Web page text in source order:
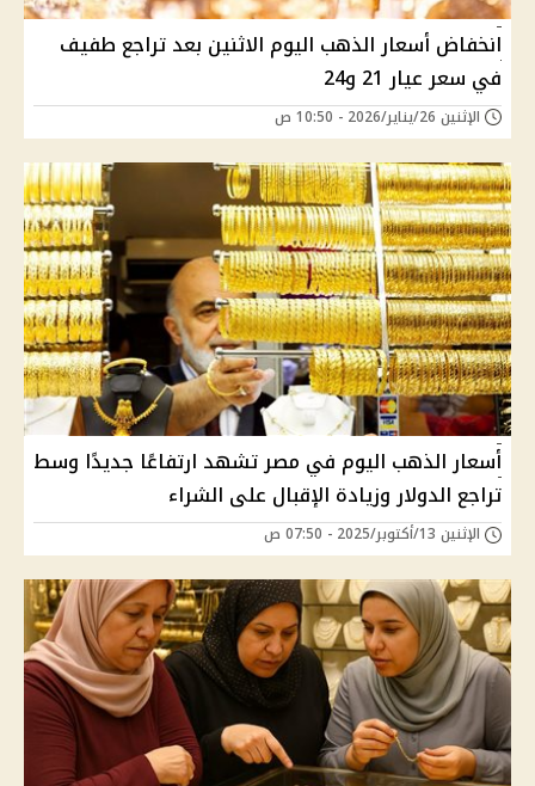
انخفاض أسعار الذهب اليوم الاثنين بعد تراجع طفيف
في سعر عيار 21 و24
الإثنين 26/يناير/2026 - 10:50 ص
أسعار الذهب اليوم في مصر تشهد ارتفاعًا جديدًا وسط
تراجع الدولار وزيادة الإقبال على الشراء
الإثنين 13/أكتوبر/2025 - 07:50 ص